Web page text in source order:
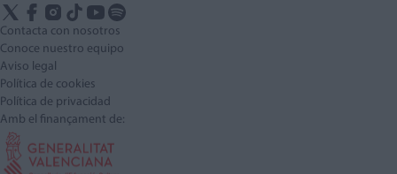
Contacta con nosotros
Conoce nuestro equipo
Aviso legal
Política de cookies
Política de privacidad
Amb el finançament de: